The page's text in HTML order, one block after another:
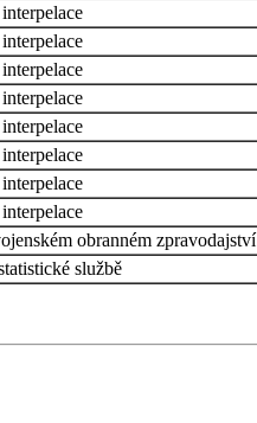
obranném zpravodajství
službě